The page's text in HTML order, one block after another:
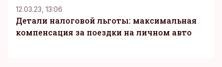
12.03.23, 13:06
Детали налоговой льготы: максимальная
компенсация за поездки на личном авто